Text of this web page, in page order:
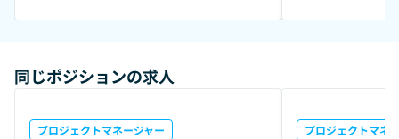
同じポジションの求人
プロジェクトマネージャー プロジェクトマネ